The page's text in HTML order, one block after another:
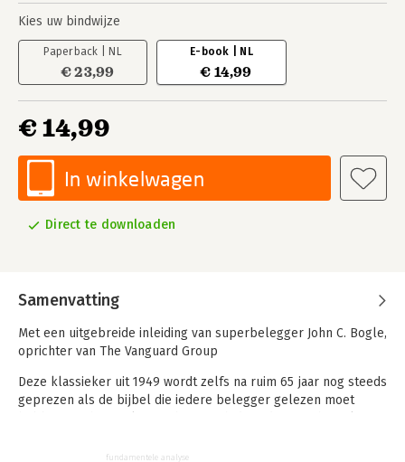
Kies uw bindwijze
Paperback | NL
€ 23,99
E-book | NL
€ 14,99
€ 14,99
In winkelwagen
Direct te downloaden
Samenvatting
Met een uitgebreide inleiding van superbelegger John C. Bogle,
oprichter van The Vanguard Group
Deze klassieker uit 1949 wordt zelfs na ruim 65 jaar nog steeds
geprezen als de bijbel die iedere belegger gelezen moet
fouten en leert ze een succesvolle langetermijnstrategie te
fundamentele analyse